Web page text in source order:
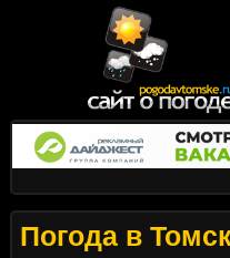
Погода в